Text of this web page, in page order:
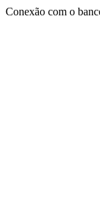
Conexão com o